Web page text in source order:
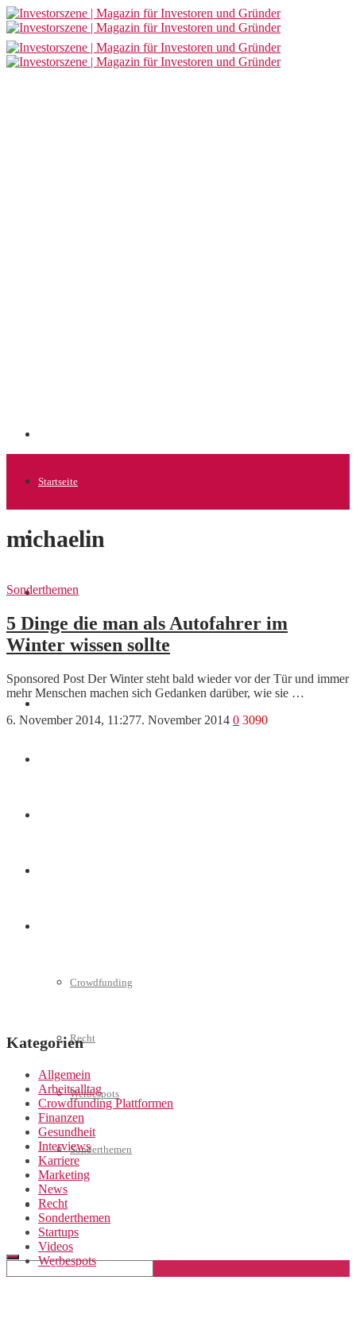
Startseite
Allgemein
Startups
News
Crowdfunding
Recht
Werbespots
Sonderthemen
Geschäftskonto eröffnen
michaelin
Sonderthemen
5 Dinge die man als Autofahrer im
Winter wissen sollte
Sponsored Post Der Winter steht bald wieder vor der Tür und immer
mehr Menschen machen sich Gedanken darüber, wie sie …
6. November 2014, 11:277. November 2014 0 3090
Kategorien
Allgemein
Arbeitsalltag
Crowdfunding Plattformen
Finanzen
Gesundheit
Interviews
Karriere
Marketing
News
Recht
Sonderthemen
Startups
Videos
Werbespots